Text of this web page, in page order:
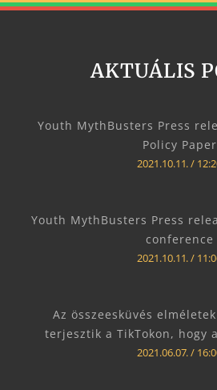
AKTUÁLIS
Youth MythBusters Press
Policy Paper
2021.10.11.
Youth MythBusters Press
conference
2021.10.11.
Az összeesküvés
terjesztik a TikTokon, hogy
2021.06.07.